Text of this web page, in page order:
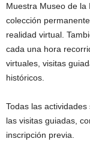
Muestra Museo de
colección
realidad virtual.
cada una hora
virtuales, visitas
históricos.
Todas las
las visitas guiadas,
inscripción previa.